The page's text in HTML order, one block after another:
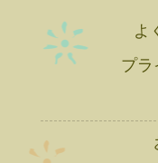
よ
プラ